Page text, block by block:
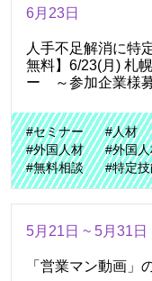
6月23日
人手不足解消に特
無料】6/23(月) 札
ー ～参加企業様
#セミナー #人材
#外国人材
#外国
#無料相談
#特定
5月21日 ~ 5月31日
「営業マン動画」